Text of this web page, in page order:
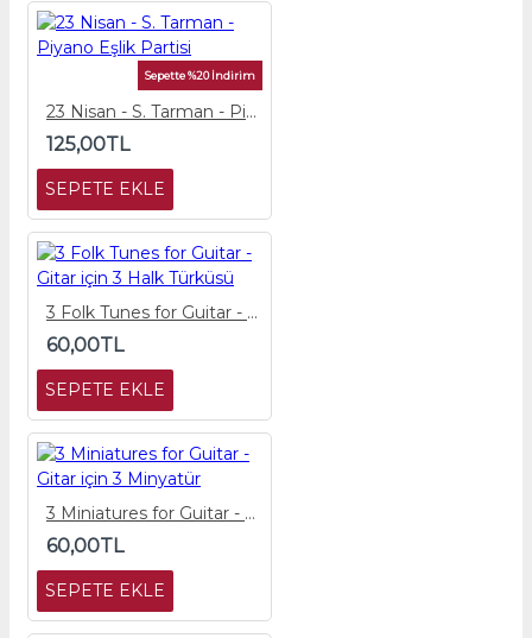
Sepette %20 İndirim
23 Nisan - S. Tarman - Piyano Eşlik Partisi
125,00TL
SEPETE EKLE
3 Folk Tunes for Guitar - Gitar için 3 Halk Türküsü
60,00TL
SEPETE EKLE
3 Miniatures for Guitar - Gitar için 3 Minyatür
60,00TL
SEPETE EKLE